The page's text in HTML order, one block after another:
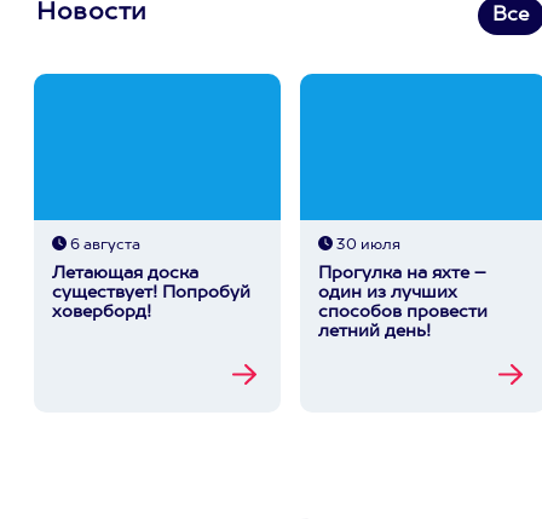
Новости Все
6 августа
Летающая доска
существует! Попробуй
ховерборд!
30 июля
Прогулка на яхте –
один из лучших
способов провести
летний день!